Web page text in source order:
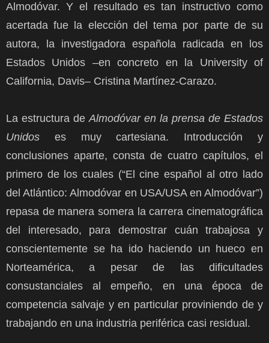
Almodóvar. Y el resultado es tan instructivo como
acertada fue la elección del tema por parte de su
autora, la investigadora española radicada en los
Estados Unidos –en concreto en la University of
California, Davis– Cristina Martínez-Carazo.
La estructura deAlmodóvar en la prensa de Estados
Unidos es muy cartesiana. Introducción y
conclusiones aparte, consta de cuatro capítulos, el
primero de los cuales (“El cine español al otro lado
del Atlántico: Almodóvar en USA/USA en Almodóvar”)
repasa de manera somera la carrera cinematográfica
del interesado, para demostrar cuán trabajosa y
conscientemente se ha ido haciendo un hueco en
Norteamérica, a pesar de las dificultades
consustanciales al empeño, en una época de
competencia salvaje y en particular proviniendo de y
trabajando en una industria periférica casi residual.